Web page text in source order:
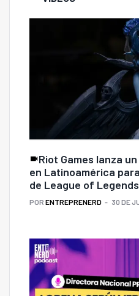
Riot Games lanza
en Latinoamérica
de League of
POR ENTREPRENERD 30 DE